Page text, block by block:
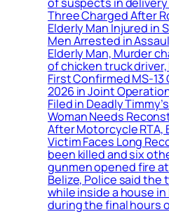
Three Charged After
Elderly Man Injured in
Men Arrested in
Elderly Man, Murder
of chicken truck driver,
First Confirmed MS-13
2026 in Joint
Filed in Deadly
Woman Needs
After Motorcycle RTA,
Victim Faces Long
been killed and six
gunmen opened fire
Belize, Police said the
while inside a house in
during the final hours